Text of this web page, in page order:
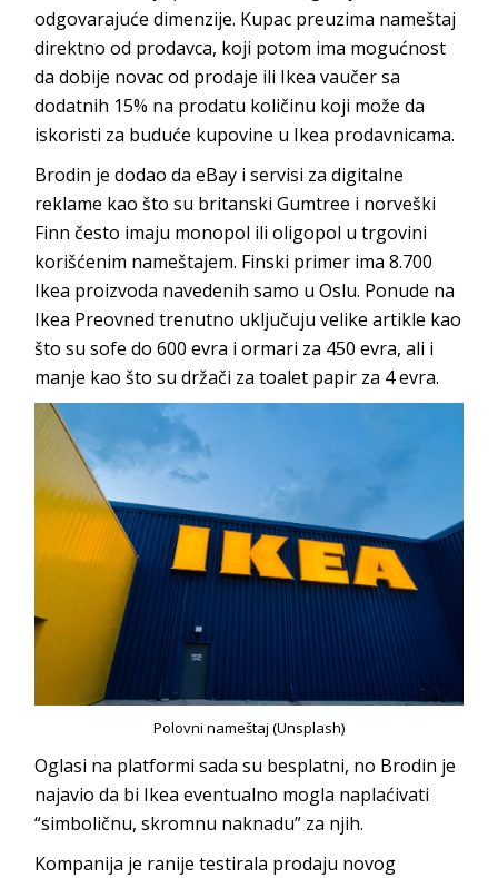
odgovarajuće dimenzije. Kupac preuzima nameštaj
direktno od prodavca, koji potom ima mogućnost
da dobije novac od prodaje ili Ikea vaučer sa
dodatnih 15% na prodatu količinu koji može da
iskoristi za buduće kupovine u Ikea prodavnicama.
Brodin je dodao da eBay i servisi za digitalne
reklame kao što su britanski Gumtree i norveški
Finn često imaju monopol ili oligopol u trgovini
korišćenim nameštajem. Finski primer ima 8.700
Ikea proizvoda navedenih samo u Oslu. Ponude na
Ikea Preovned trenutno uključuju velike artikle kao
što su sofe do 600 evra i ormari za 450 evra, ali i
manje kao što su držači za toalet papir za 4 evra.
Polovni nameštaj (Unsplash)
Oglasi na platformi sada su besplatni, no Brodin je
najavio da bi Ikea eventualno mogla naplaćivati
“simboličnu, skromnu naknadu” za njih.
Kompanija je ranije testirala prodaju novog